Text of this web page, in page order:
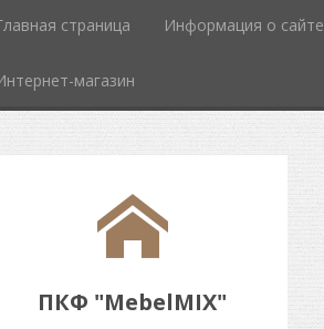
страница Информация о сайте
магазин
ПКФ "MebelMIX"